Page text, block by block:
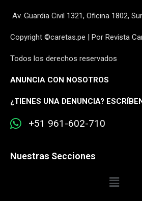
Av. Guardia Civil 1321, Oficina 1802,
Copyright ©caretas.pe | Por Revista
Todos los derechos reservados
ANUNCIA CON NOSOTROS
¿TIENES UNA DENUNCIA?
+51 961-602-710
Nuestras Secciones